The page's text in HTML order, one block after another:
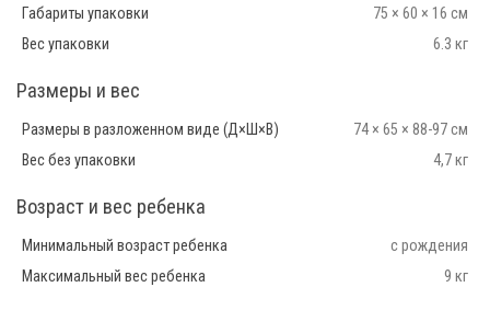
Габариты упаковки
75 × 60 × 16 см
Вес упаковки
6.3 кг
Размеры и вес
Размеры в разложенном виде (Д×Ш×В)
74 × 65 × 88-97 см
Вес без упаковки
4,7 кг
Возраст и вес ребенка
Минимальный возраст ребенка
с рождения
Максимальный вес ребенка
9 кг